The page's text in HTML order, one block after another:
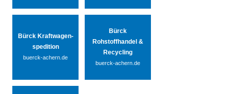
Bürck Kraftwagen-
spedition
buerck-achern.de
Bürck
Rohstoffhandel &
Recycling
buerck-achern.de